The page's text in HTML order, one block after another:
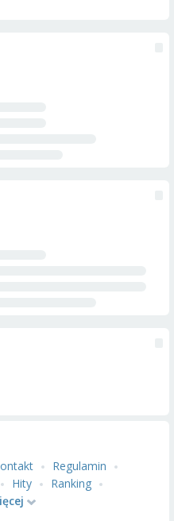
Regulamin
Hity
Ranking